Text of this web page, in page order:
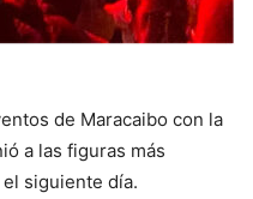
de Maracaibo con la
a las figuras más
siguiente día.